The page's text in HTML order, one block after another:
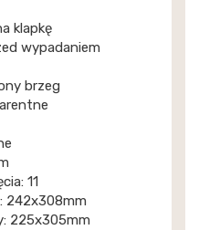
klapkę
wypadaniem
brzeg
11
242x308mm
225x305mm